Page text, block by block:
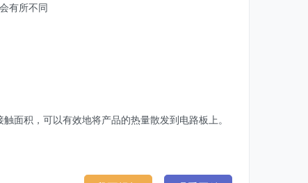
有所不同
面积，可以有效地将产品的热量散发到电路板上。